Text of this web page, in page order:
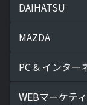
DAIHATSU
MAZDA
PC & インター
WEBマーケテ